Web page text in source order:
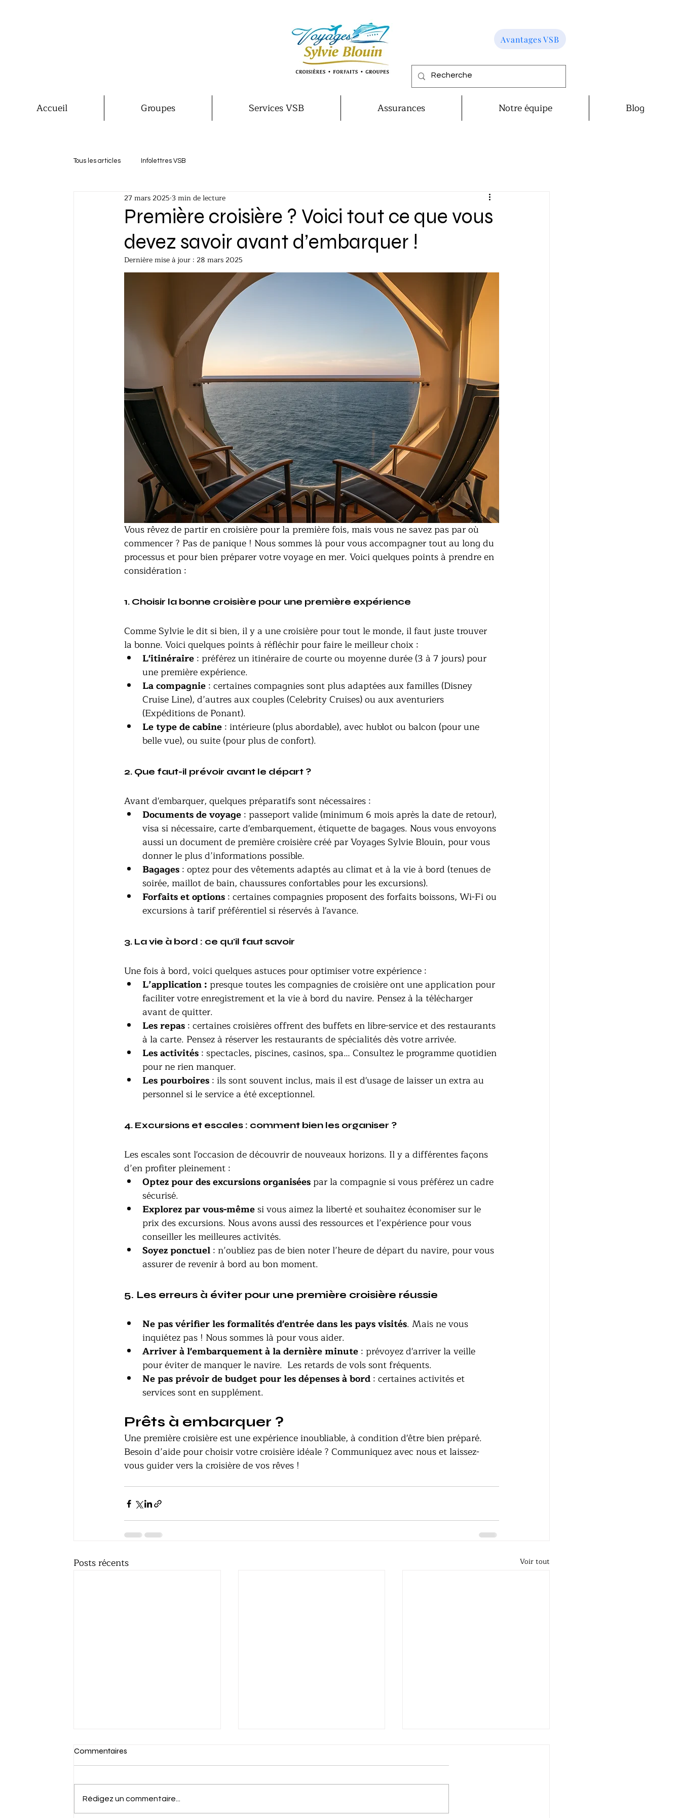
Avantages VSB
Accueil Groupes Services VSB Assurances Notre équipe Blog
Tous les articles Infolettres VSB
Première croisière ? Voici tout ce que vous
devez savoir avant d’embarquer !
27 mars 2025 3 min de lecture
Dernière mise à jour : 28 mars 2025
Vous rêvez de partir en croisière pour la première fois, mais vous ne savez pas par où
commencer ? Pas de panique ! Nous sommes là pour vous accompagner tout au long du
processus et pour bien préparer votre voyage en mer. Voici quelques points à prendre en
considération :
1. Choisir la bonne croisière pour une première expérience
Comme Sylvie le dit si bien, il y a une croisière pour tout le monde, il faut juste trouver
la bonne. Voici quelques points à réfléchir pour faire le meilleur choix :
L'itinéraire : préférez un itinéraire de courte ou moyenne durée (3 à 7 jours) pour
une première expérience.
La compagnie : certaines compagnies sont plus adaptées aux familles (Disney
Cruise Line), d’autres aux couples (Celebrity Cruises) ou aux aventuriers
(Expéditions de Ponant).
Le type de cabine : intérieure (plus abordable), avec hublot ou balcon (pour une
belle vue), ou suite (pour plus de confort).
2. Que faut-il prévoir avant le départ ?
Avant d'embarquer, quelques préparatifs sont nécessaires :
Documents de voyage : passeport valide (minimum 6 mois après la date de retour),
visa si nécessaire, carte d'embarquement, étiquette de bagages. Nous vous envoyons
aussi un document de première croisière créé par Voyages Sylvie Blouin, pour vous
donner le plus d’informations possible.
Bagages : optez pour des vêtements adaptés au climat et à la vie à bord (tenues de
soirée, maillot de bain, chaussures confortables pour les excursions).
Forfaits et options : certaines compagnies proposent des forfaits boissons, Wi-Fi ou
excursions à tarif préférentiel si réservés à l'avance.
3. La vie à bord : ce qu'il faut savoir
Une fois à bord, voici quelques astuces pour optimiser votre expérience :
L’application : presque toutes les compagnies de croisière ont une application pour
faciliter votre enregistrement et la vie à bord du navire. Pensez à la télécharger
avant de quitter.
Les repas : certaines croisières offrent des buffets en libre-service et des restaurants
à la carte. Pensez à réserver les restaurants de spécialités dès votre arrivée.
Les activités : spectacles, piscines, casinos, spa… Consultez le programme quotidien
pour ne rien manquer.
Les pourboires : ils sont souvent inclus, mais il est d'usage de laisser un extra au
personnel si le service a été exceptionnel.
4. Excursions et escales : comment bien les organiser ?
Les escales sont l'occasion de découvrir de nouveaux horizons. Il y a différentes façons
d’en profiter pleinement :
Optez pour des excursions organisées par la compagnie si vous préférez un cadre
sécurisé.
Explorez par vous-même si vous aimez la liberté et souhaitez économiser sur le
prix des excursions. Nous avons aussi des ressources et l’expérience pour vous
conseiller les meilleures activités.
Soyez ponctuel : n’oubliez pas de bien noter l’heure de départ du navire, pour vous
assurer de revenir à bord au bon moment.
5. Les erreurs à éviter pour une première croisière réussie
Ne pas vérifier les formalités d'entrée dans les pays visités. Mais ne vous
inquiétez pas ! Nous sommes là pour vous aider.
Arriver à l'embarquement à la dernière minute : prévoyez d'arriver la veille
pour éviter de manquer le navire.  Les retards de vols sont fréquents.
Ne pas prévoir de budget pour les dépenses à bord : certaines activités et
services sont en supplément.
Prêts à embarquer ?
Une première croisière est une expérience inoubliable, à condition d'être bien préparé.
Besoin d’aide pour choisir votre croisière idéale ? Communiquez avec nous et laissez-
vous guider vers la croisière de vos rêves !
Posts récents Voir tout
Commentaires
Rédigez un commentaire...